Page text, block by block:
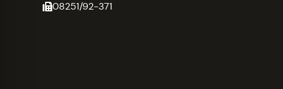
08251/92-371